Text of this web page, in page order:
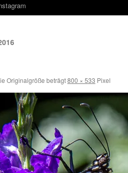
Originalgröße beträgt800 × 533 Pixel